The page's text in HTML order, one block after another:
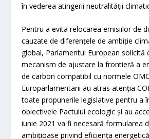
în vederea atingerii neutralității
Pentru a evita relocarea emisiilor de
cauzate de diferențele de ambiție
global, Parlamentul European solicită
mecanism de ajustare la frontieră a
de carbon compatibil cu normele
Europarlamentarii au atras atenția
toate propunerile legislative pentru a
obiectivele Pactului ecologic și au
iunie 2021 va fi necesară formularea
ambițioase privind eficiența